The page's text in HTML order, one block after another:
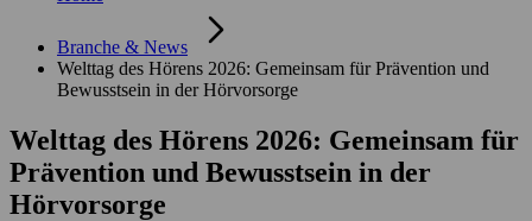
Branche & News
Welttag des Hörens 2026: Gemeinsam für Prävention und
Bewusstsein in der Hörvorsorge
Welttag des Hörens 2026: Gemeinsam für
Prävention und Bewusstsein in der
Hörvorsorge